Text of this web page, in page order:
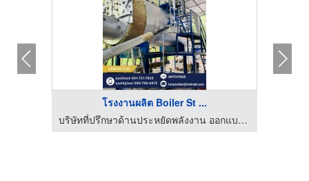
โรงงานผลิต Boiler St ...
บริษัทที่ปรึกษาด้านประหยัดพลังงาน ออกแบบ ผลิต ติดตั้ง Boilers